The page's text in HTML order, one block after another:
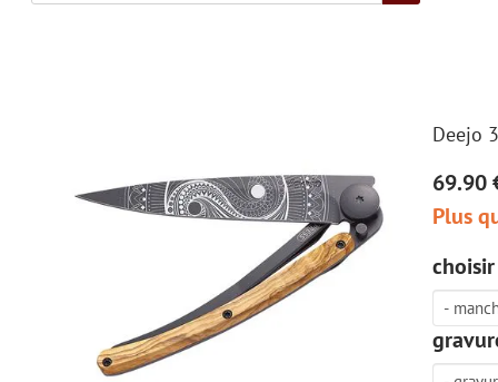
Deejo
69.90
Plus